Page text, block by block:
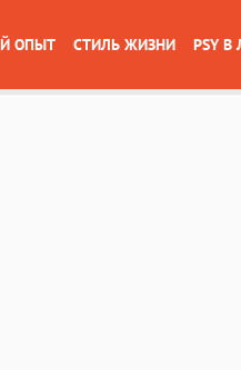
ОПЫТ СТИЛЬ ЖИЗНИ PSY